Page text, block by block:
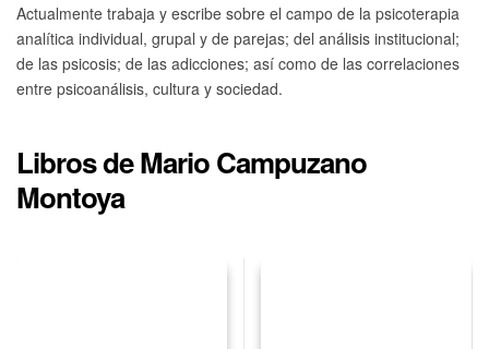
Actualmente trabaja y escribe sobre el campo de la psicoterapia
analítica individual, grupal y de parejas; del análisis institucional;
de las psicosis; de las adicciones; así como de las correlaciones
entre psicoanálisis, cultura y sociedad.
Libros de Mario Campuzano
Montoya